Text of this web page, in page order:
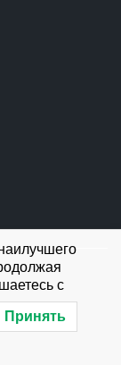
с
Принять